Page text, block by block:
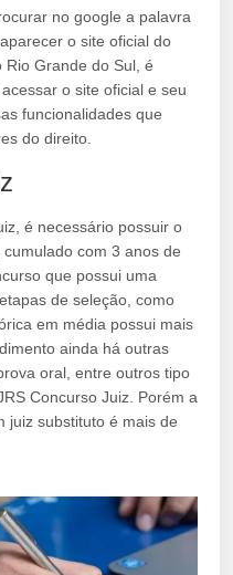
no google a palavra
o site oficial do
Rio Grande do Sul, é
o site oficial e seu
funcionalidades que
do direito.
é necessário possuir o
com 3 anos de
que possui uma
de seleção, como
em média possui mais
ainda há outras
oral, entre outros tipo
Concurso Juiz. Porém a
juiz substituto é mais de